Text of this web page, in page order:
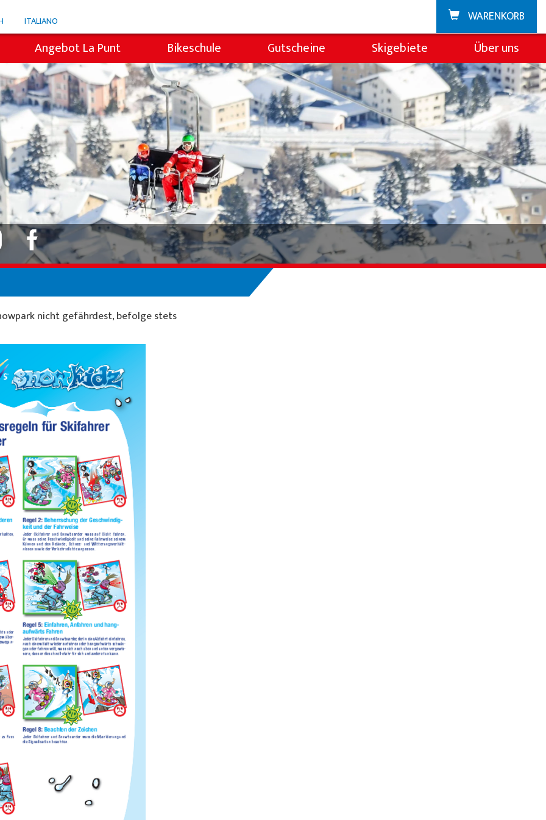
ITALIANO WARENKORB
Angebot La Punt
Snowli Kids Village
Kinderunterricht
Privatunterricht
Willy's Skiverleih
Colani Skiverleih
Skitickets La Punt
Bikeschule Gutscheine
Skigebiete
Zuoz
La Punt
Über uns
Über die
Team
Demoteam
Partner &
FAQ
Jobs
nicht gefährdest, befolge stets